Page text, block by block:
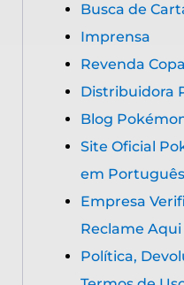
Busca de
Imprensa
Revenda
Distribuidora
Blog
Site Oficial
em Português
Empresa
Reclame Aqui
Política,